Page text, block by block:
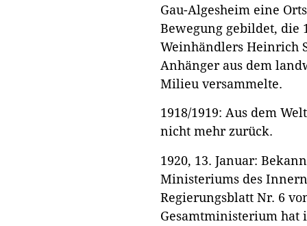
Gau-Algesheim eine
Bewegung gebildet, die
Weinhändlers Heinrich
Anhänger aus dem
Milieu versammelte.
1918/1919: Aus dem
nicht mehr zurück.
1920, 13. Januar:
Ministeriums des
Regierungsblatt Nr. 6
Gesamtministerium hat